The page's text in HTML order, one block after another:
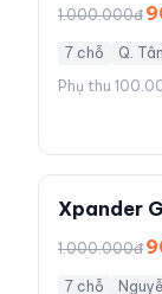
1.000.000đ
7 chỗ
Q.
Phụ thu
Xpander
1.000.000đ
7 chỗ